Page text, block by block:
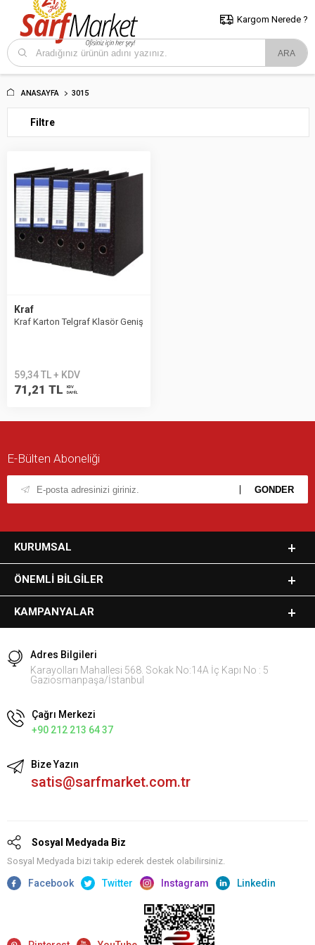
5000 TL ve Üzeri Alışverişlerde İstanbul İçi Kargo Bedava!
ve Trakya İçin Tıklayın..
Kargom Nerede ?
ANASAYFA 3015
Filtre
Kraf
Kraf Karton Telgraf Klasör Geniş
59,34 TL + KDV
71,21 TL
KDV
DAHİL
E-Bülten Aboneliği
KURUMSAL
ÖNEMLI BILGILER
KAMPANYALAR
Adres Bilgileri
Karayolları Mahallesi 568. Sokak No:14A İç Kapı No : 5
Gaziosmanpaşa/İstanbul
Çağrı Merkezi
+90 212 213 64 37
Bize Yazın
satis@sarfmarket.com.tr
Sosyal Medyada Biz
Sosyal Medyada bizi takip ederek destek olabilirsiniz.
Facebook Twitter Instagram Linkedin